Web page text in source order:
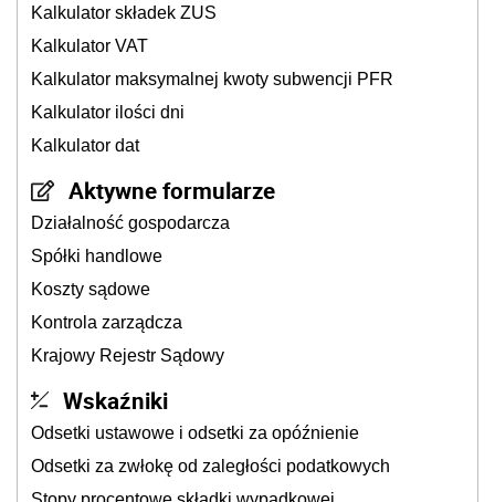
Kalkulator składek ZUS
Kalkulator VAT
Kalkulator maksymalnej kwoty subwencji PFR
Kalkulator ilości dni
Kalkulator dat
Aktywne formularze
Działalność gospodarcza
Spółki handlowe
Koszty sądowe
Kontrola zarządcza
Krajowy Rejestr Sądowy
Wskaźniki
Odsetki ustawowe i odsetki za opóźnienie
Odsetki za zwłokę od zaległości podatkowych